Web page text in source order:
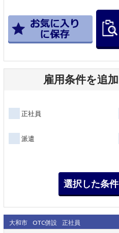
雇用条件を追
正社員
派遣
大和市 OTC併設 正社員